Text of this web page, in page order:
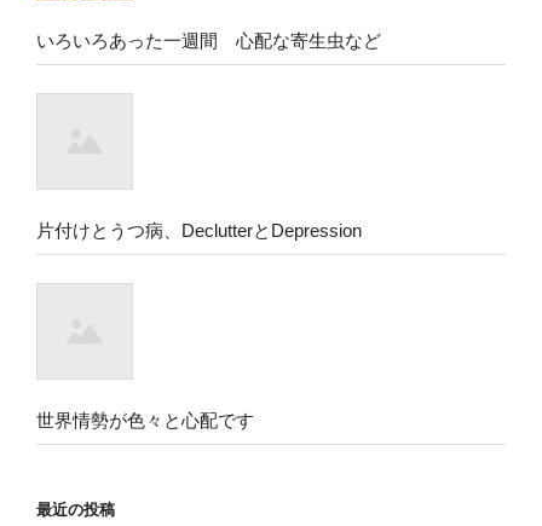
いろいろあった一週間 心配な寄生虫など
片付けとうつ病、DeclutterとDepression
世界情勢が色々と心配です
最近の投稿